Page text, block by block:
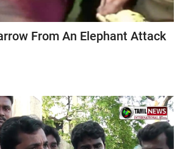
From An Elephant Attack